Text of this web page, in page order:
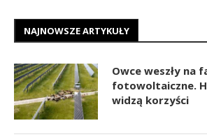
NAJNOWSZE ARTYKUŁY
Owce weszły na
fotowoltaiczne.
widzą korzyści